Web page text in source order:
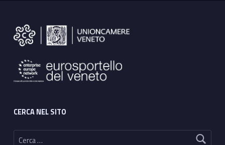
CERCA NEL SITO
Ricerca per: